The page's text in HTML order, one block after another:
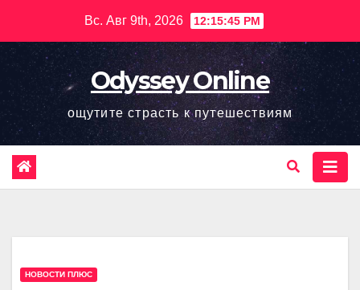
содержимому
Вс. Авг 9th, 2026 12:15:46 PM
Odyssey Online
ощутите страсть к путешествиям
НОВОСТИ ПЛЮС